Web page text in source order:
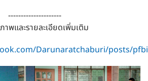
---------------------
าพและรายละเอียดเพิ่มเติม
Darunaratchaburi/posts/